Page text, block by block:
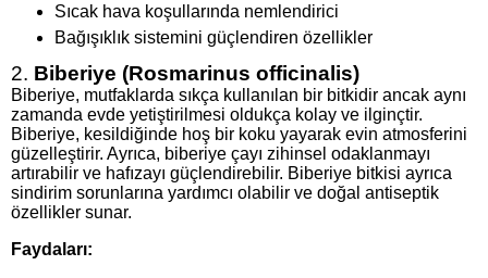
Sıcak hava koşullarında nemlendirici
Bağışıklık sistemini güçlendiren özellikler
2. Biberiye (Rosmarinus officinalis)
Biberiye, mutfaklarda sıkça kullanılan bir bitkidir ancak aynı
zamanda evde yetiştirilmesi oldukça kolay ve ilginçtir.
Biberiye, kesildiğinde hoş bir koku yayarak evin atmosferini
güzelleştirir. Ayrıca, biberiye çayı zihinsel odaklanmayı
artırabilir ve hafızayı güçlendirebilir. Biberiye bitkisi ayrıca
sindirim sorunlarına yardımcı olabilir ve doğal antiseptik
özellikler sunar.
Faydaları: